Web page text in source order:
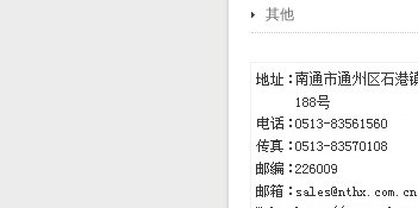
其他